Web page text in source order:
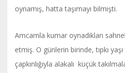
oynamış, hatta taşımayı bilmişti.
Amcamla kumar oynadıkları
etmiş. O günlerin birinde, tıpkı
çapkınlığıyla alakalı küçük